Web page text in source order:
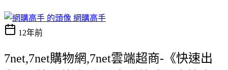
網購高手
12年前
7net,7net購物網,7net雲端超商-《快速出